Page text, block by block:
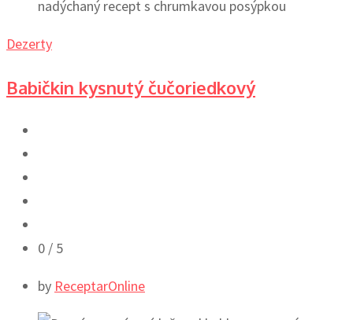
Dezerty
Babičkin kysnutý čučoriedkový
0 / 5
by ReceptarOnline